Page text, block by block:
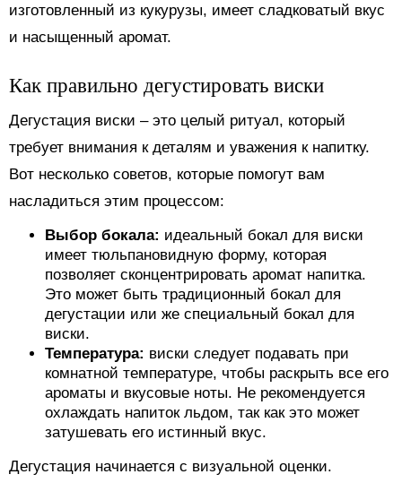
изготовленный из кукурузы, имеет сладковатый вкус
и насыщенный аромат.
Как правильно дегустировать виски
Дегустация виски – это целый ритуал, который
требует внимания к деталям и уважения к напитку.
Вот несколько советов, которые помогут вам
насладиться этим процессом:
Выбор бокала: идеальный бокал для виски
имеет тюльпановидную форму, которая
позволяет сконцентрировать аромат напитка.
Это может быть традиционный бокал для
дегустации или же специальный бокал для
виски.
Температура: виски следует подавать при
комнатной температуре, чтобы раскрыть все его
ароматы и вкусовые ноты. Не рекомендуется
охлаждать напиток льдом, так как это может
затушевать его истинный вкус.
Дегустация начинается с визуальной оценки.